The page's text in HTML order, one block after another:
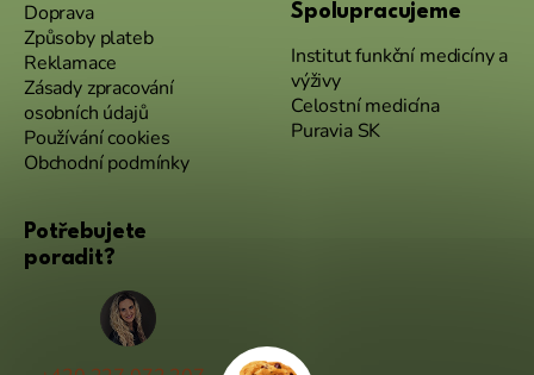
Doprava
Způsoby plateb
Reklamace
Zásady zpracování
osobních údajů
Používání cookies
Obchodní podmínky
Spolupracujeme
Institut funkční medicíny a
výživy
Celostní medicína
Puravia SK
Potřebujete
poradit?